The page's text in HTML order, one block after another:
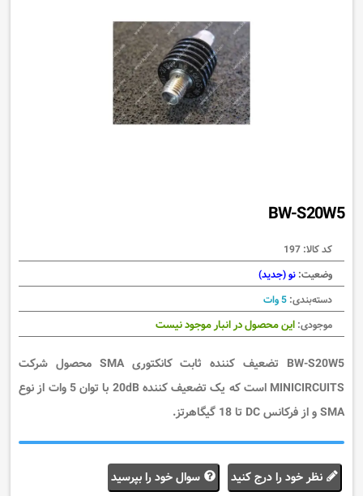
BW-S20W5
کد کالا: 197
وضعیت: نو (جدید)
دسته‌بندی: 5 وات
موجودی: این محصول در انبار موجود نیست
BW-S20W5 تضعیف کننده ثابت کانکتوری
SMA محصول شرکت
MINICIRCUITS است که یک
تضعیف کننده 20dB با توان 5
وات از نوع
SMA و از فرکانس DC تا 18 گیگاهرتز.
نظر خود را درج کنید سوال خود را بپرسید